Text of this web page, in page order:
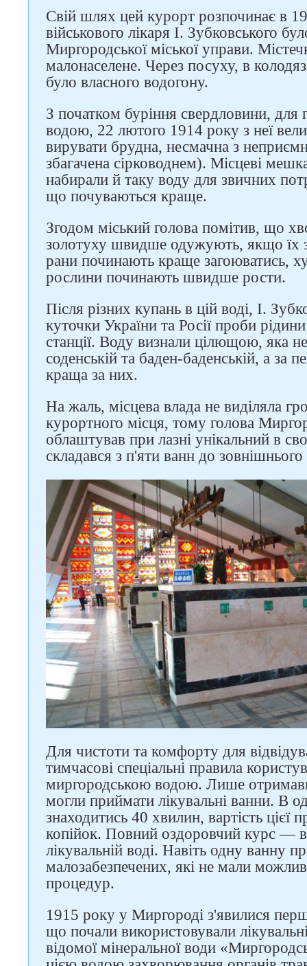
Свій шлях цей курорт розпочинає в
військового лікаря І. Зубковського
Миргородської міської управи.
малонаселене. Через посуху, в
було власного водогону.
З початком буріння свердловини, для
водою, 22 лютого 1914 року з неї
вирувати брудна, несмачна з
збагачена сірководнем). Місцеві
набирали й таку воду для звичних
що почуваються краще.
Згодом міський голова помітив, що
золотуху швидше одужують, якщо їх
рани починають краще загоюватись,
рослини починають швидше рости.
Після різних купань в цій воді, І.
куточки України та Росії проби
станції. Воду визнали цілющою, яка
соденській та баден-баденській, а за
краща за них.
На жаль, місцева влада не виділяла
курортного місця, тому голова
облаштував при лазні унікальний в
складався з п'яти ванн до
Для чистоти та комфорту для
тимчасові спеціальні правила
миргородською водою. Лише
могли приймати лікувальні ванни. В
знаходитись 40 хвилин, вартість цієї
копійок. Повний оздоровчий курс —
лікувальній воді. Навіть одну ванну
малозабезпечених, які не мали
процедур.
1915 року у Миргороді з'явилися
що почали використовували
відомої мінеральної води
Слідкуйте за нами в
соцмережах